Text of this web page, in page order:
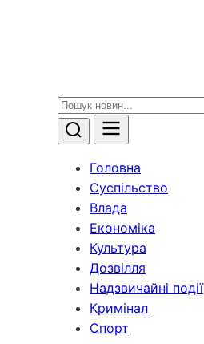
Головна
Суспільство
Влада
Економіка
Культура
Дозвілля
Надзвичайні події
Кримінал
Спорт